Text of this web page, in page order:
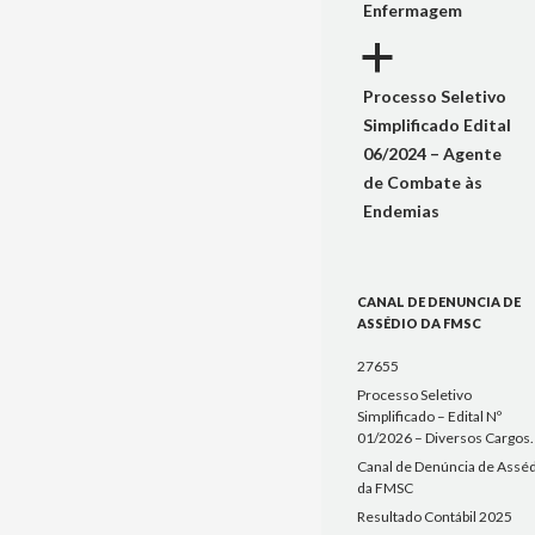
Enfermagem
a
Processo Seletivo
Simplificado Edital
06/2024 – Agente
de Combate às
Endemias
CANAL DE DENUNCIA DE
ASSÉDIO DA FMSC
27655
Processo Seletivo
Simplificado – Edital Nº
01/2026 – Diversos Cargos.
Canal de Denúncia de
da FMSC
Resultado Contábil 2025